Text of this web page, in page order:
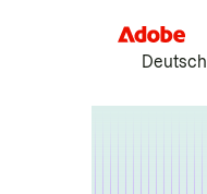
Deutsch